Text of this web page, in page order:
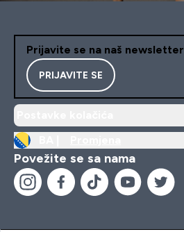
Prijavite se na naš newsletter
PRIJAVITE SE
Povežite se sa nama